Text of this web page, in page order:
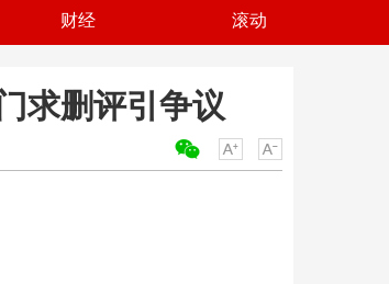
财经 滚动
求删评引争议